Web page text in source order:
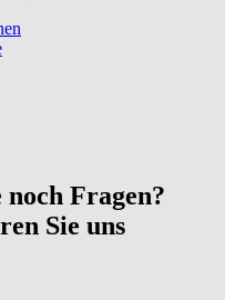
noch Fragen?
Sie uns